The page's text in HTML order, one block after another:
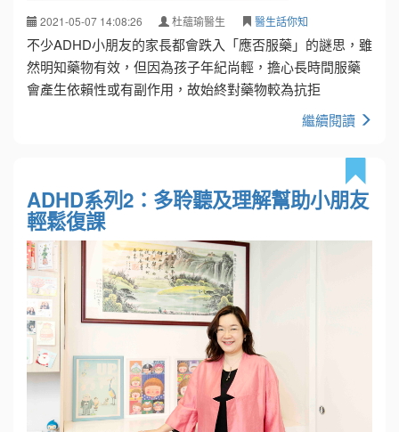
2021-05-07 14:08:26 杜蘊瑜醫生 醫生話你知
不少ADHD小朋友的家長都會跌入「應否服藥」的謎思，雖
然明知藥物有效，但因為孩子年紀尚輕，擔心長時間服藥
會產生依賴性或有副作用，故始終對藥物較為抗拒
繼續閱讀
ADHD系列2：多聆聽及理解幫助小朋友
輕鬆復課